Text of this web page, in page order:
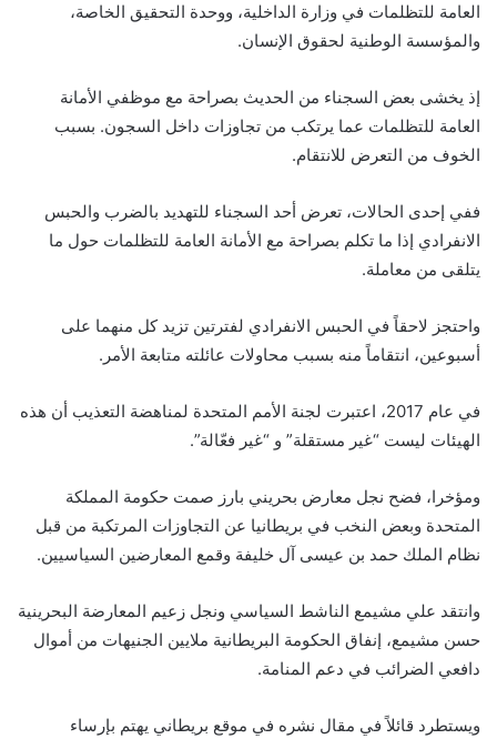
العامة للتظلمات في وزارة الداخلية، ووحدة التحقيق الخاصة،
والمؤسسة الوطنية لحقوق الإنسان.
إذ يخشى بعض السجناء من الحديث بصراحة مع موظفي الأمانة
العامة للتظلمات عما يرتكب من تجاوزات داخل السجون. بسبب
الخوف من التعرض للانتقام.
ففي إحدى الحالات، تعرض أحد السجناء للتهديد بالضرب والحبس
الانفرادي إذا ما تكلم بصراحة مع الأمانة العامة للتظلمات حول ما
يتلقى من معاملة.
واحتجز لاحقاً في الحبس الانفرادي لفترتين تزيد كل منهما على
أسبوعين، انتقاماً منه بسبب محاولات عائلته متابعة الأمر.
في عام 2017، اعتبرت لجنة الأمم المتحدة لمناهضة التعذيب أن هذه
الهيئات ليست “غير مستقلة” و “غير فعّالة”.
ومؤخرا، فضح نجل معارض بحريني بارز صمت حكومة المملكة
المتحدة وبعض النخب في بريطانيا عن التجاوزات المرتكبة من قبل
نظام الملك حمد بن عيسى آل خليفة وقمع المعارضين السياسيين.
وانتقد علي مشيمع الناشط السياسي ونجل زعيم المعارضة البحرينية
حسن مشيمع، إنفاق الحكومة البريطانية ملايين الجنيهات من أموال
دافعي الضرائب في دعم المنامة.
ويستطرد قائلاً في مقال نشره في موقع بريطاني يهتم بإرساء